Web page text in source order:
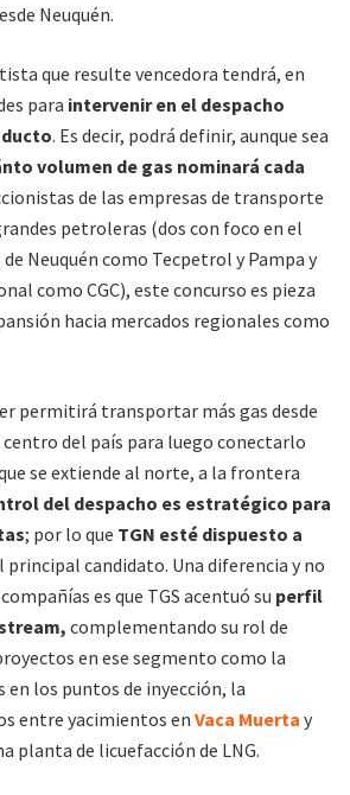
Neuquén.
que resulte vencedora tendrá, en
para intervenir en el despacho
. Es decir, podrá definir, aunque sea
volumen de gas nominará cada
de las empresas de transporte
petroleras (dos con foco en el
Neuquén como Tecpetrol y Pampa y
como CGC), este concurso es pieza
hacia mercados regionales como
permitirá transportar más gas desde
centro del país para luego conectarlo
se extiende al norte, a la frontera
del despacho es estratégico para
; por lo que TGN esté dispuesto a
principal candidato. Una diferencia y no
es que TGS acentuó su perfil
complementando su rol de
en ese segmento como la
en los puntos de inyección, la
entre yacimientos en Vaca Muerta y
planta de licuefacción de LNG.